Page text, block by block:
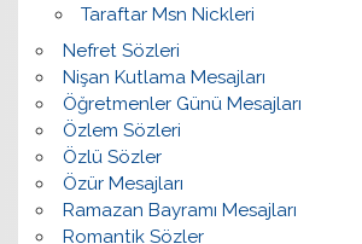
Taraftar Msn Nickleri
Nefret Sözleri
Nişan Kutlama Mesajları
Öğretmenler Günü Mesajları
Özlem Sözleri
Özlü Sözler
Özür Mesajları
Ramazan Bayramı Mesajları
Romantik Sözler